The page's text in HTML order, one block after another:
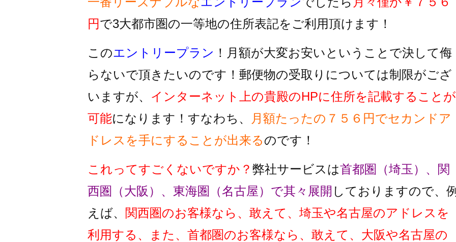
円で3大都市圏の一等地の住所表記をご利用頂けます！
このエントリープラン ！月額が大変お安いということで決して侮
らないで頂きたいのです！郵便物の受取りについては制限がござ
いますが、 インターネット上の貴殿のHPに住所を記載することが
可能になります！すなわち、
月額たったの７５６円でセカンドア
ドレスを手にすることが出来るのです！
これってすごくないですか？ 弊社サービスは首都圏（埼玉）、関
西圏（大阪）、東海圏（名古屋）で其々展開 しておりますので、例
えば、 関西圏のお客様なら、敢えて、埼玉や名古屋のアドレスを
利用する、また、首都圏のお客様なら、敢えて、大阪や名古屋の